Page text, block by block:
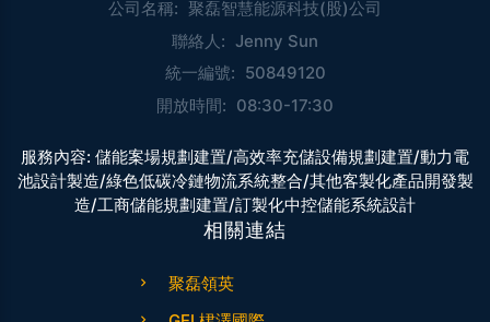
公司名稱: 聚磊智慧能源科技(股)公司
聯絡人: Jenny Sun
統一編號: 50849120
開放時間: 08:30-17:30
服務內容: 儲能案場規劃建置/高效率充儲設備規劃建置/動力電
池設計製造/綠色低碳冷鏈物流系統整合/其他客製化產品開發製
造/工商儲能規劃建置/訂製化中控儲能系統設計
相關連結
聚磊領英